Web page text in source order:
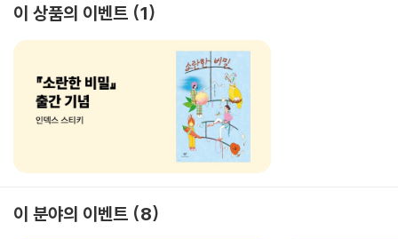
이 상품의 이벤트 1
이 분야의 이벤트 8